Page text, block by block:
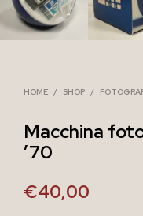
HOME / SHOP /
Macchina
’70
€40,00